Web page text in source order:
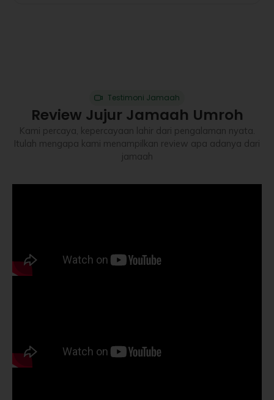
Testimoni Jamaah
Review Jujur Jamaah Umroh
Kami percaya, kepercayaan lahir dari pengalaman nyata.
Itulah mengapa kami menampilkan review apa adanya dari
jamaah